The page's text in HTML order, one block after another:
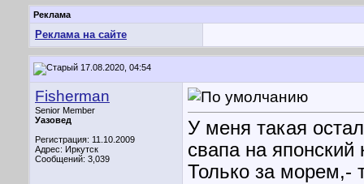
Реклама
Реклама на сайте
17.08.2020, 04:54
Fisherman
Senior Member
Уазовед
Регистрация: 11.10.2009
Адрес: Иркутск
Сообщений: 3,039
У меня такая
свапа на японский
Только за морем,-